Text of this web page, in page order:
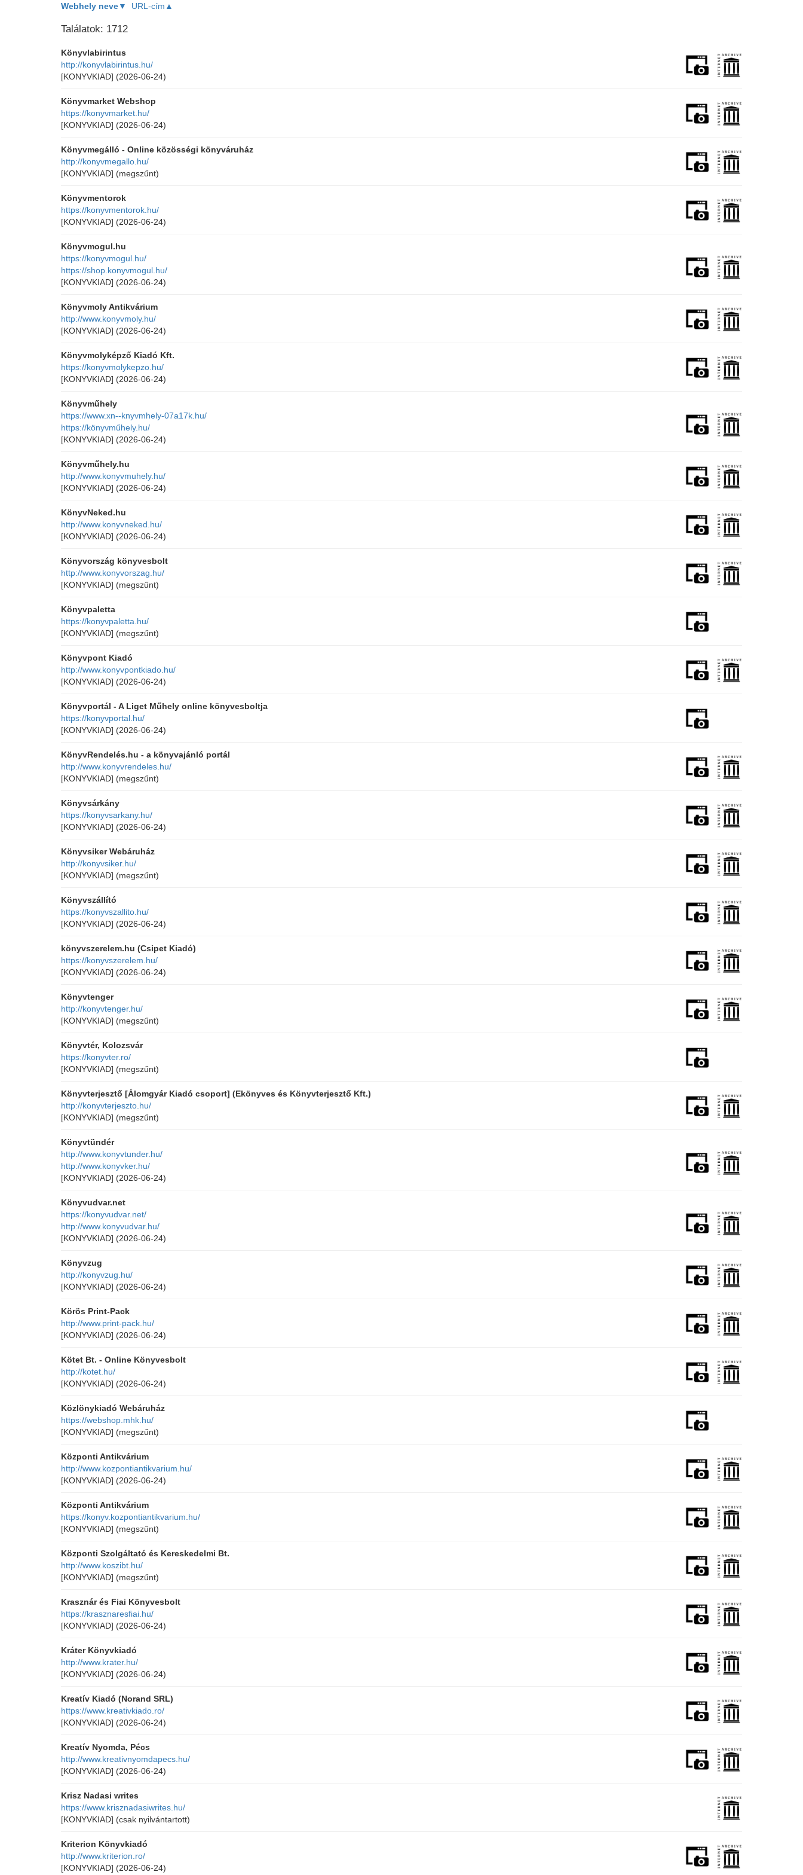
Webhely neve▼ URL-cím▲
Találatok: 1712
Könyvlabirintus
http://konyvlabirintus.hu/
[KONYVKIAD] (2026-06-24)
Könyvmarket Webshop
https://konyvmarket.hu/
[KONYVKIAD] (2026-06-24)
Könyvmegálló - Online közösségi könyváruház
http://konyvmegallo.hu/
[KONYVKIAD] (megszűnt)
Könyvmentorok
https://konyvmentorok.hu/
[KONYVKIAD] (2026-06-24)
Könyvmogul.hu
https://konyvmogul.hu/
https://shop.konyvmogul.hu/
[KONYVKIAD] (2026-06-24)
Könyvmoly Antikvárium
http://www.konyvmoly.hu/
[KONYVKIAD] (2026-06-24)
Könyvmolyképző Kiadó Kft.
https://konyvmolykepzo.hu/
[KONYVKIAD] (2026-06-24)
Könyvműhely
https://www.xn--knyvmhely-07a17k.hu/
https://könyvműhely.hu/
[KONYVKIAD] (2026-06-24)
Könyvműhely.hu
http://www.konyvmuhely.hu/
[KONYVKIAD] (2026-06-24)
KönyvNeked.hu
http://www.konyvneked.hu/
[KONYVKIAD] (2026-06-24)
Könyvország könyvesbolt
http://www.konyvorszag.hu/
[KONYVKIAD] (megszűnt)
Könyvpaletta
https://konyvpaletta.hu/
[KONYVKIAD] (megszűnt)
Könyvpont Kiadó
http://www.konyvpontkiado.hu/
[KONYVKIAD] (2026-06-24)
Könyvportál - A Liget Műhely online könyvesboltja
https://konyvportal.hu/
[KONYVKIAD] (2026-06-24)
KönyvRendelés.hu - a könyvajánló portál
http://www.konyvrendeles.hu/
[KONYVKIAD] (megszűnt)
Könyvsárkány
https://konyvsarkany.hu/
[KONYVKIAD] (2026-06-24)
Könyvsiker Webáruház
http://konyvsiker.hu/
[KONYVKIAD] (megszűnt)
Könyvszállító
https://konyvszallito.hu/
[KONYVKIAD] (2026-06-24)
könyvszerelem.hu (Csipet Kiadó)
https://konyvszerelem.hu/
[KONYVKIAD] (2026-06-24)
Könyvtenger
http://konyvtenger.hu/
[KONYVKIAD] (megszűnt)
Könyvtér, Kolozsvár
https://konyvter.ro/
[KONYVKIAD] (megszűnt)
Könyvterjesztő [Álomgyár Kiadó csoport] (Ekönyves és Könyvterjesztő Kft.)
http://konyvterjeszto.hu/
[KONYVKIAD] (megszűnt)
Könyvtündér
http://www.konyvtunder.hu/
http://www.konyvker.hu/
[KONYVKIAD] (2026-06-24)
Könyvudvar.net
https://konyvudvar.net/
http://www.konyvudvar.hu/
[KONYVKIAD] (2026-06-24)
Könyvzug
http://konyvzug.hu/
[KONYVKIAD] (2026-06-24)
Körös Print-Pack
http://www.print-pack.hu/
[KONYVKIAD] (2026-06-24)
Kötet Bt. - Online Könyvesbolt
http://kotet.hu/
[KONYVKIAD] (2026-06-24)
Közlönykiadó Webáruház
https://webshop.mhk.hu/
[KONYVKIAD] (megszűnt)
Központi Antikvárium
http://www.kozpontiantikvarium.hu/
[KONYVKIAD] (2026-06-24)
Központi Antikvárium
https://konyv.kozpontiantikvarium.hu/
[KONYVKIAD] (megszűnt)
Központi Szolgáltató és Kereskedelmi Bt.
http://www.koszibt.hu/
[KONYVKIAD] (megszűnt)
Krasznár és Fiai Könyvesbolt
https://krasznaresfiai.hu/
[KONYVKIAD] (2026-06-24)
Kráter Könyvkiadó
http://www.krater.hu/
[KONYVKIAD] (2026-06-24)
Kreatív Kiadó (Norand SRL)
https://www.kreativkiado.ro/
[KONYVKIAD] (2026-06-24)
Kreatív Nyomda, Pécs
http://www.kreativnyomdapecs.hu/
[KONYVKIAD] (2026-06-24)
Krisz Nadasi writes
https://www.krisznadasiwrites.hu/
[KONYVKIAD] (csak nyilvántartott)
Kriterion Könyvkiadó
http://www.kriterion.ro/
[KONYVKIAD] (2026-06-24)